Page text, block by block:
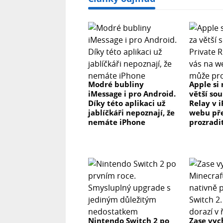
Modré bubliny
iMessage i pro Android.
Díky této aplikaci už
jablíčkáři nepoznají, že
nemáte iPhone
Apple si
větší
Relay v
webu
Nintendo Switch 2 po Zase